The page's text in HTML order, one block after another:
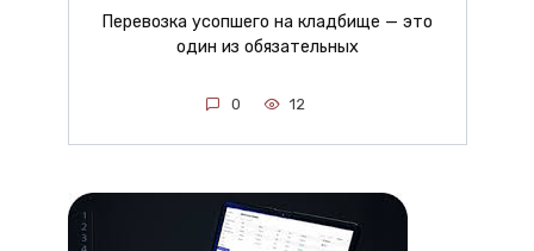
Перевозка усопшего на кладбище — это
один из обязательных
0 12